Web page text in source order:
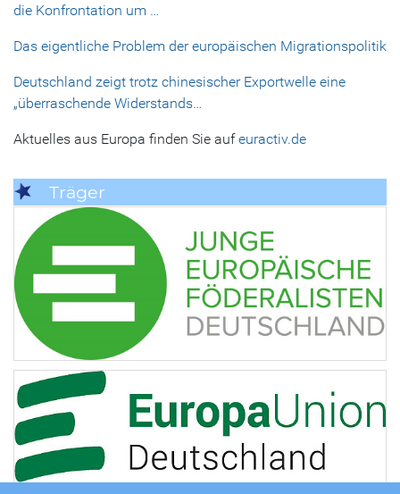
die Konfrontation um …
Das eigentliche Problem der europäischen Migrationspolitik
Deutschland zeigt trotz chinesischer Exportwelle eine
„überraschende Widerstands…
Aktuelles aus Europa finden Sie aufeuractiv.de
Träger